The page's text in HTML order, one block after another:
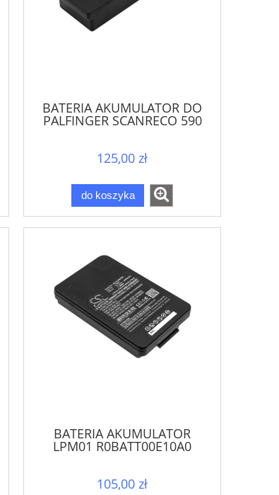
BATERIA AKUMULATOR DO
PALFINGER SCANRECO 590
125,00 zł
do koszyka
BATERIA AKUMULATOR
LPM01 R0BATT00E10A0
105,00 zł